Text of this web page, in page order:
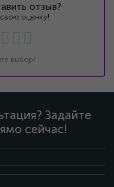
отзыв?
оценку!
выбор!
Задайте
сейчас!